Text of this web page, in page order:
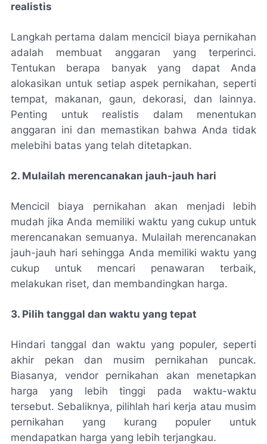
realistis
Langkah pertama dalam mencicil biaya pernikahan
adalah membuat anggaran yang terperinci.
Tentukan berapa banyak yang dapat Anda
alokasikan untuk setiap aspek pernikahan, seperti
tempat, makanan, gaun, dekorasi, dan lainnya.
Penting untuk realistis dalam menentukan
anggaran ini dan memastikan bahwa Anda tidak
melebihi batas yang telah ditetapkan.
2. Mulailah merencanakan jauh-jauh hari
Mencicil biaya pernikahan akan menjadi lebih
mudah jika Anda memiliki waktu yang cukup untuk
merencanakan semuanya. Mulailah merencanakan
jauh-jauh hari sehingga Anda memiliki waktu yang
cukup untuk mencari penawaran terbaik,
melakukan riset, dan membandingkan harga.
3. Pilih tanggal dan waktu yang tepat
Hindari tanggal dan waktu yang populer, seperti
akhir pekan dan musim pernikahan puncak.
Biasanya, vendor pernikahan akan menetapkan
harga yang lebih tinggi pada waktu-waktu
tersebut. Sebaliknya, pilihlah hari kerja atau musim
pernikahan yang kurang populer untuk
mendapatkan harga yang lebih terjangkau.